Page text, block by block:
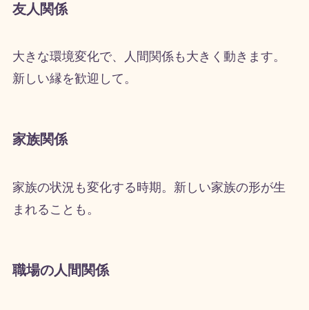
友人関係
大きな環境変化で、人間関係も大きく動きます。
新しい縁を歓迎して。
家族関係
家族の状況も変化する時期。新しい家族の形が生
まれることも。
職場の人間関係